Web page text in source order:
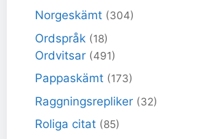
Norgeskämt (304)
Ordspråk (18)
Ordvitsar (491)
Pappaskämt (173)
Raggningsrepliker (32)
Roliga citat (85)